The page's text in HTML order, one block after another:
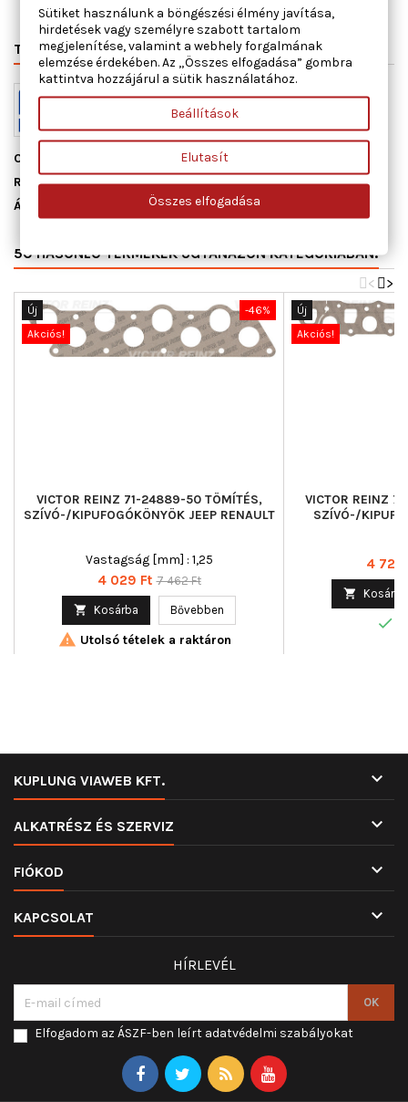
TERMÉK RÉSZLETEI MIHEZ JÓ
Cikkszám
Raktáron3 db
Állapot
50 HASONLÓ TERMÉKEK UGYANAZON KATEGÓRIÁBAN:
>
<
-46%
Új
Akciós!
VICTOR REINZ 71-24889-50 TÖMÍTÉS,
SZÍVÓ-/KIPUFOGÓKÖNYÖK JEEP RENAULT
Vastagság [mm] : 1,25
Ár
4 029 Ft Normál
7 462 Ft
 Kosárba Bővebben
 Utolsó tételek a raktáron
Új
Akciós!
VICTOR REINZ
SZÍVÓ-/
Ár
4 722
 Kosárba

KUPLUNG VIAWEB KFT. 
ALKATRÉSZ ÉS SZERVIZ 
FIÓKOD 
KAPCSOLAT 
HÍRLEVÉL
Elfogadom az ÁSZF-ben leírt adatvédelmi szabályokat
Sütiket használunk a böngészési élmény javítása,
hirdetések vagy személyre szabott tartalom
megjelenítése, valamint a webhely forgalmának
elemzése érdekében. Az „Összes elfogadása” gombra
kattintva hozzájárul a sütik használatához.
Beállítások
Elutasít
Összes elfogadása